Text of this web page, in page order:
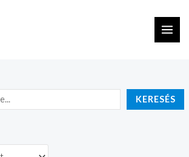
KERESÉS